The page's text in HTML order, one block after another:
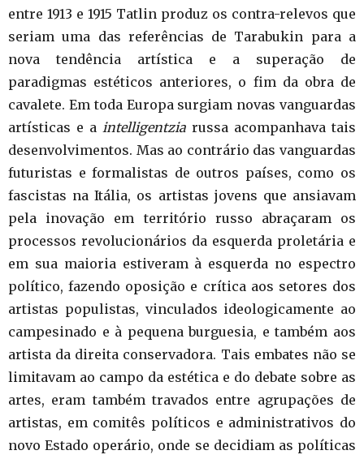
entre 1913 e 1915 Tatlin produz os contra-relevos que
seriam uma das referências de Tarabukin para a
nova tendência artística e a superação de
paradigmas estéticos anteriores, o fim da obra de
cavalete. Em toda Europa surgiam novas vanguardas
artísticas e a intelligentzia russa acompanhava tais
desenvolvimentos. Mas ao contrário das vanguardas
futuristas e formalistas de outros países, como os
fascistas na Itália, os artistas jovens que ansiavam
pela inovação em território russo abraçaram os
processos revolucionários da esquerda proletária e
em sua maioria estiveram à esquerda no espectro
político, fazendo oposição e crítica aos setores dos
artistas populistas, vinculados ideologicamente ao
campesinado e à pequena burguesia, e também aos
artista da direita conservadora. Tais embates não se
limitavam ao campo da estética e do debate sobre as
artes, eram também travados entre agrupações de
artistas, em comitês políticos e administrativos do
novo Estado operário, onde se decidiam as políticas